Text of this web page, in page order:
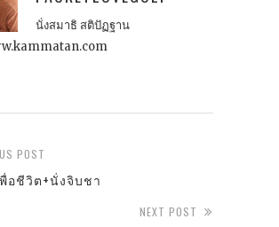
นั่งสมาธิ สติปัฏฐาน
POST
อชีวิต+นั่งจิบชา
NEXT POST